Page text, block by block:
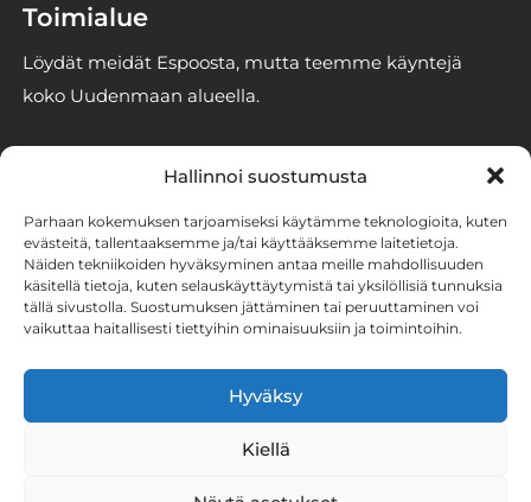
Hallinnoi suostumusta
Parhaan kokemuksen tarjoamiseksi käytämme teknologioita, kuten
evästeitä, tallentaaksemme ja/tai käyttääksemme laitetietoja.
Näiden tekniikoiden hyväksyminen antaa meille mahdollisuuden
käsitellä tietoja, kuten selauskäyttäytymistä tai yksilöllisiä tunnuksia
tällä sivustolla. Suostumuksen jättäminen tai peruuttaminen voi
vaikuttaa haitallisesti tiettyihin ominaisuuksiin ja toimintoihin.
Hyväksy
Kiellä
Toimialue
Löydät meidät Espoosta, mutta teemme käyntejä
koko Uudenmaan alueella.
050 3293246
2861186-6 (Stener Oy)
Tutustu homekoirien
työhön somessa